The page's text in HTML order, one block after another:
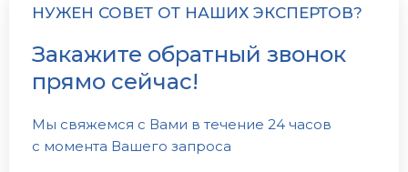
НУЖЕН СОВЕТ ОТ НАШИХ ЭКСПЕРТОВ?
Закажите обратный звонок
прямо сейчас!
Мы свяжемся с Вами в течение 24 часов
с момента Вашего запроса